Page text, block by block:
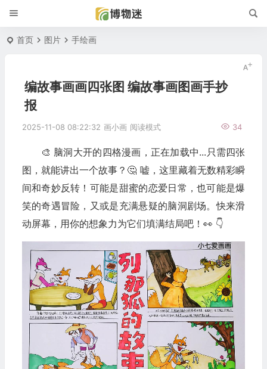
首页 图片 手绘画
编故事画画四张图 编故事画图画手抄
报
2025-11-08 08:22:32 画小画 34
阅读模式
🎨 脑洞大开的四格漫画，正在加载中...只需四张
图，就能讲出一个故事？🤔 嘘，这里藏着无数精彩瞬
间和奇妙反转！可能是甜蜜的恋爱日常，也可能是爆
笑的奇遇冒险，又或是充满悬疑的脑洞剧场。快来滑
动屏幕，用你的想象力为它们填满结局吧！👀 👇